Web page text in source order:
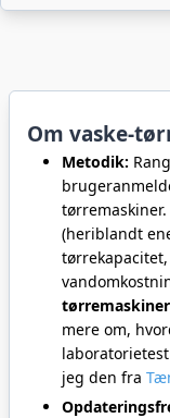
Om vaske-
Metodik:
(heriblandt
tørremaskiner
mere om,
jeg den fra